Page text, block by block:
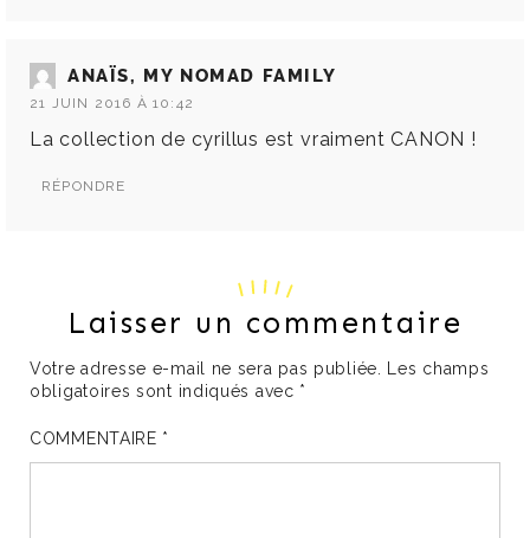
ANAÏS, MY NOMAD FAMILY
21 JUIN 2016 À 10:42
La collection de cyrillus est vraiment CANON !
RÉPONDRE
Laisser un commentaire
Votre adresse e-mail ne sera pas publiée. Les champs
obligatoires sont indiqués avec *
COMMENTAIRE *